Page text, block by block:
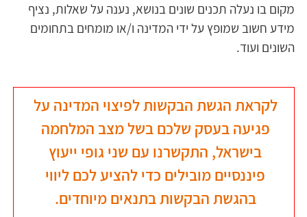
מקום בו נעלה תכנים שונים בנושא, נענה על שאלות, נציף
מידע חשוב שמופץ על ידי המדינה ו/או מומחים בתחומים
השונים ועוד.
לקראת הגשת הבקשות לפיצוי המדינה על
פגיעה בעסק שלכם בשל מצב המלחמה
בישראל, התקשרנו עם שני גופי ייעוץ
פיננסיים מובילים כדי להציע לכם ליווי
בהגשת הבקשות בתנאים מיוחדים.